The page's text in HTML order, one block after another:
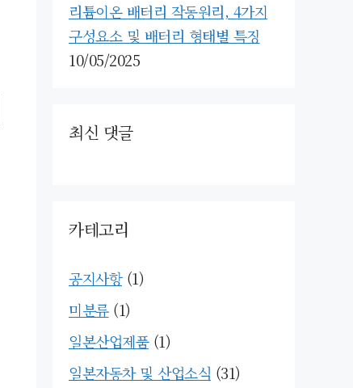
리튬이온 배터리 작동원리, 4가지
구성요소 및 배터리 형태별 특징
10/05/2025
최신 댓글
카테고리
공지사항(1)
미분류(1)
일본산업제품(1)
일본자동차 및 산업소식 (31)